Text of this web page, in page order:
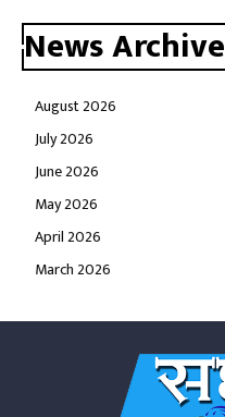
News Archive
August 2026
July 2026
June 2026
May 2026
April 2026
March 2026